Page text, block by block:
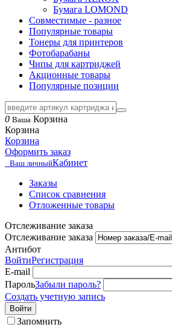
Бумага LOMOND
Совместимые - разное
Популярные товары
Тонеры для принтеров
Фотобарабаны
Чипы для картриджей
Акционные товары
Популярные позиции
0 Ваша Корзина
Корзина
Корзина
Оформить заказ
Ваш личныйКабинет
Заказы
Список сравнения
Отложенные товары
Отслеживание заказа
Отслеживание заказа
Антибот
ВойтиРегистрация
E-mail
ПарольЗабыли пароль?
Создать учетную запись
Войти
Запомнить